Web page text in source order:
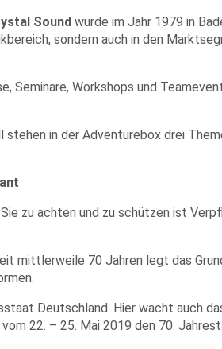
Sound wurde im Jahr 1979 in
sondern auch in den
Seminare, Workshops und
stehen in der Adventurebox drei
zu achten und zu schützen ist
mittlerweile 70 Jahren legt das
Deutschland. Hier wacht auch
22. – 25. Mai 2019 den 70.